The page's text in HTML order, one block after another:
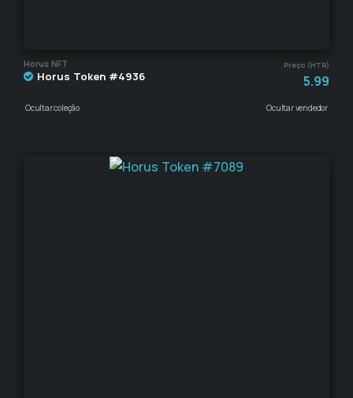
Horus NFT Preço (HTR)
Horus Token #4936 5.99
Ocultar coleção Ocultar vendedor